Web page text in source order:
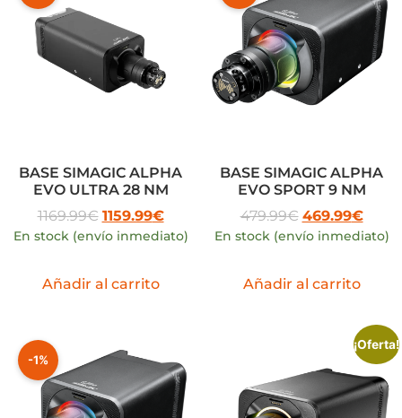
BASE SIMAGIC ALPHA
EVO ULTRA 28 NM
1169.99€ 1159.99€
En stock (envío inmediato)
Añadir al carrito
BASE SIMAGIC ALPHA
EVO SPORT 9 NM
479.99€ 469.99€
En stock (envío inmediato)
Añadir al carrito
-1%
¡Oferta!